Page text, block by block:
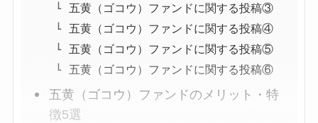
五黄（ゴコウ）ファンドに関する投稿③
五黄（ゴコウ）ファンドに関する投稿④
五黄（ゴコウ）ファンドに関する投稿⑤
五黄（ゴコウ）ファンドに関する投稿⑥
五黄（ゴコウ）ファンドのメリット・特
徴5選